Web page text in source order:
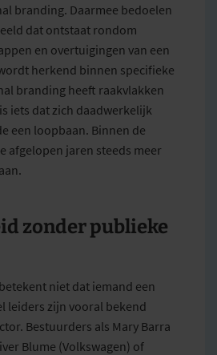
branding. Daarmee bedoelen
dat ontstaat rondom
en overtuigingen van een
herkend binnen specifieke
branding heeft raakvlakken
iets dat zich daadwerkelijk
een loopbaan. Binnen de
afgelopen jaren steeds meer
zonder publieke
niet dat iemand een
leiders zijn vooral bekend
Bestuurders als Mary Barra
Blume (Volkswagen) of